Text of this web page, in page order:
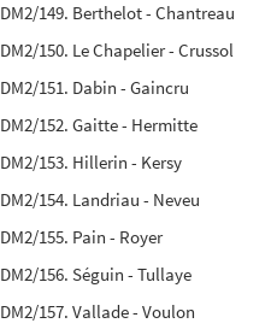
DM2/149. Berthelot - Chantreau
DM2/150. Le Chapelier - Crussol
DM2/151. Dabin - Gaincru
DM2/152. Gaitte - Hermitte
DM2/153. Hillerin - Kersy
DM2/154. Landriau - Neveu
DM2/155. Pain - Royer
DM2/156. Séguin - Tullaye
DM2/157. Vallade - Voulon